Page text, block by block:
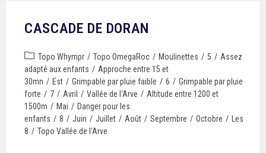
CASCADE DE DORAN
Topo Whympr / Topo OmegaRoc / Moulinettes / 5 / Assez
adapté aux enfants / Approche entre 15 et
30mn / Est / Grimpable par pluie faible / 6 / Grimpable par pluie
forte / 7 / Avril / Vallée de l'Arve / Altitude entre 1200 et
1500m / Mai / Danger pour les
enfants / 8 / Juin / Juillet / Août / Septembre / Octobre /
Les
8 / Topo Vallée de l'Arve